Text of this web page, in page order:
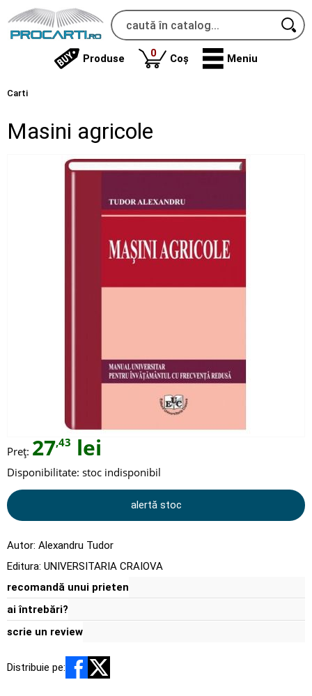
Produse 0produse
Coș Meniu
Carti
Masini agricole
Preț: 27,43 lei
Disponibilitate: stoc indisponibil
alertă stoc
Autor: Alexandru Tudor
Editura: UNIVERSITARIA CRAIOVA
recomandă unui prieten
ai întrebări?
scrie un review
Distribuie pe: